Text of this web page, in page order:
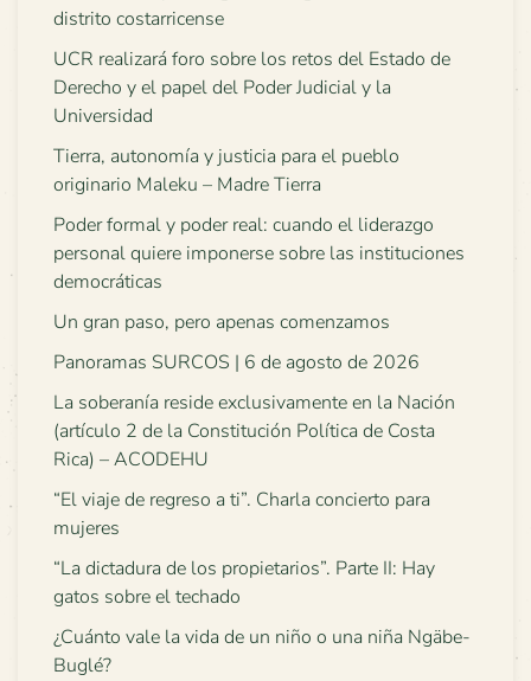
distrito costarricense
UCR realizará foro sobre los retos del Estado de
Derecho y el papel del Poder Judicial y la
Universidad
Tierra, autonomía y justicia para el pueblo
originario Maleku – Madre Tierra
Poder formal y poder real: cuando el liderazgo
personal quiere imponerse sobre las instituciones
democráticas
Un gran paso, pero apenas comenzamos
Panoramas SURCOS | 6 de agosto de 2026
La soberanía reside exclusivamente en la Nación
(artículo 2 de la Constitución Política de Costa
Rica) – ACODEHU
“El viaje de regreso a ti”. Charla concierto para
mujeres
“La dictadura de los propietarios”. Parte II: Hay
gatos sobre el techado
¿Cuánto vale la vida de un niño o una niña Ngäbe-
Buglé?